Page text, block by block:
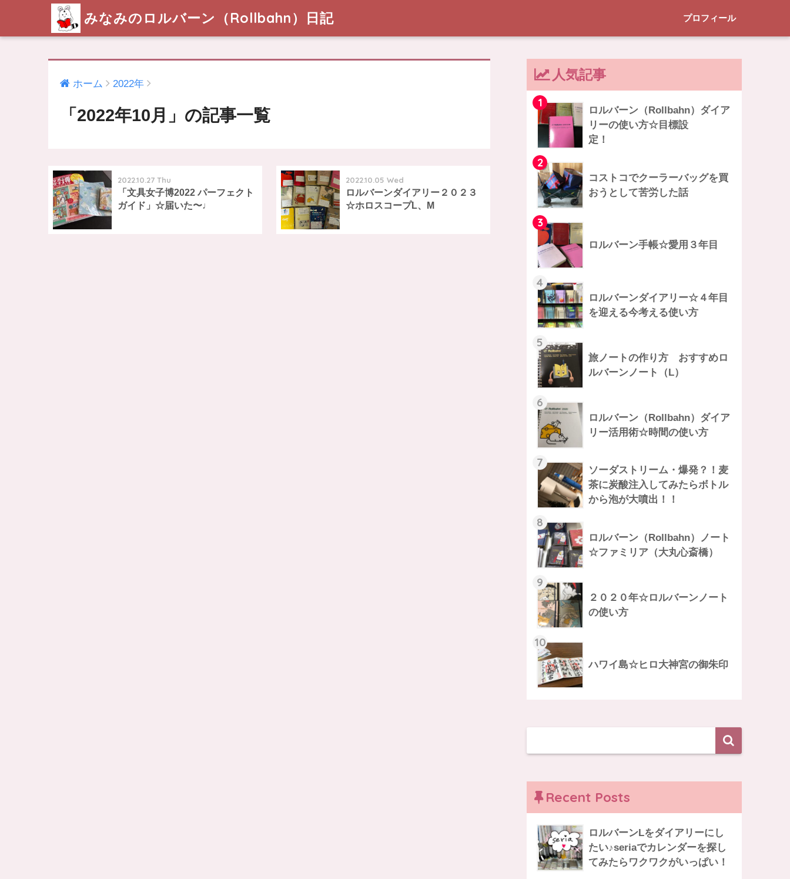
みなみのロルバーン（Rollbahn）日記 プロフィール
ホーム 2022年
「2022年10月」の記事一覧
2022.10.27 Thu
「文具女子博2022 パーフェクト
ガイド」☆届いた〜♩
2022.10.05 Wed
ロルバーンダイアリー２０２３
☆ホロスコープL、M
人気記事
1
ロルバーン（Rollbahn）ダイア
リーの使い方☆目標設
定！
2
コストコでクーラーバッグを買
おうとして苦労した話
3
ロルバーン手帳☆愛用３年目
4
ロルバーンダイアリー☆４年目
を迎える今考える使い方
5
旅ノートの作り方 おすすめロ
ルバーンノート（L）
6
ロルバーン（Rollbahn）ダイア
リー活用術☆時間の使い方
7
ソーダストリーム・爆発？！麦
茶に炭酸注入してみたらボトル
から泡が大噴出！！
8
ロルバーン（Rollbahn）ノート
☆ファミリア（大丸心斎橋）
9
２０２０年☆ロルバーンノート
の使い方
10
ハワイ島☆ヒロ大神宮の御朱印
Recent Posts
ロルバーンLをダイアリーにし
たい♪seriaでカレンダーを探し
てみたらワクワクがいっぱい！